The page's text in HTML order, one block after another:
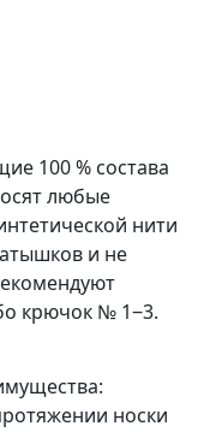
100 % состава
любые
нити
и не
крючок № 1‒3.
носки